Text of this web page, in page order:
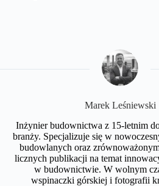
Marek Leśniewski
Inżynier budownictwa z 15-letnim
branży. Specjalizuje się w
budowlanych oraz
licznych publikacji na temat
w budownictwie. W wolnym
wspinaczki górskiej i fotografii